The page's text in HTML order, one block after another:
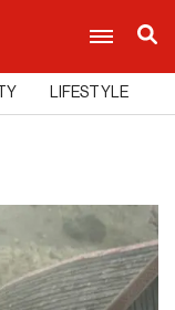
LIFESTYLE